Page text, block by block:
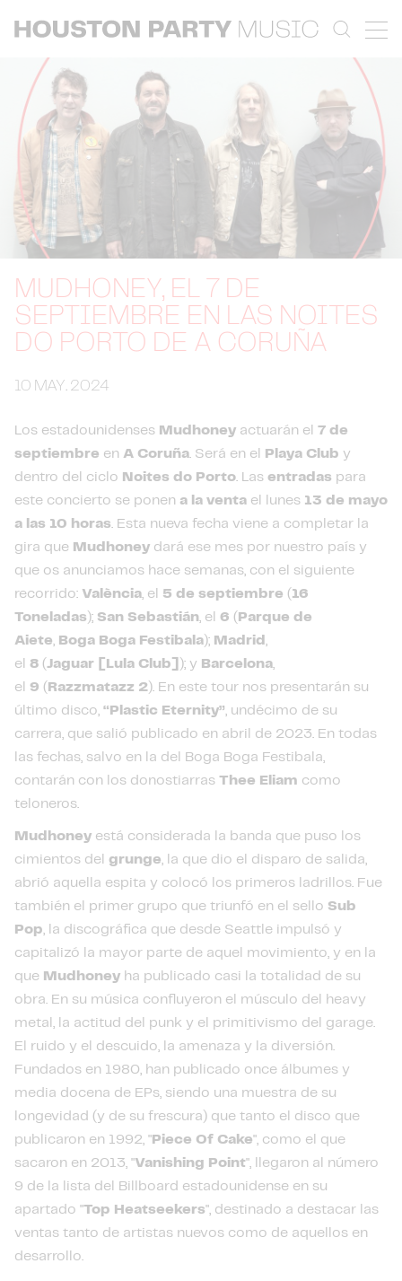
MUDHONEY, EL 7 DE
SEPTIEMBRE EN LAS NOITES
DO PORTO DE A CORUÑA
10 MAY. 2024
Los estadounidenses Mudhoney actuarán el 7 de
septiembre en A Coruña. Será en el Playa Club y
dentro del ciclo Noites do Porto. Las entradas para
este concierto se ponen a la venta el lunes 13 de mayo
a las 10 horas. Esta nueva fecha viene a completar la
gira que Mudhoney dará ese mes por nuestro país y
que os anunciamos hace semanas, con el siguiente
recorrido: València, el 5 de septiembre ( 16
Toneladas ); San Sebastián, el 6 ( Parque de
Aiete, Boga Boga Festibala); Madrid ,
el 8 (Jaguar [Lula Club] ); y Barcelona,
el 9 ( Razzmatazz 2). En este tour nos presentarán su
último disco, “Plastic Eternity”, undécimo de su
carrera, que salió publicado en abril de 2023. En todas
las fechas, salvo en la del Boga Boga Festibala,
contarán con los donostiarras Thee Eliam como
teloneros.
Mudhoney está considerada la banda que puso los
cimientos del grunge, la que dio el disparo de salida,
abrió aquella espita y colocó los primeros ladrillos. Fue
también el primer grupo que triunfó en el sello Sub
Pop, la discográfica que desde Seattle impulsó y
capitalizó la mayor parte de aquel movimiento, y en la
que Mudhoney ha publicado casi la totalidad de su
obra. En su música confluyeron el músculo del heavy
metal, la actitud del punk y el primitivismo del garage.
El ruido y el descuido, la amenaza y la diversión.
Fundados en 1980, han publicado once álbumes y
media docena de EPs, siendo una muestra de su
longevidad (y de su frescura) que tanto el disco que
publicaron en 1992, " Piece Of Cake", como el que
sacaron en 2013, "Vanishing Point", llegaron al número
9 de la lista del Billboard estadounidense en su
apartado "Top Heatseekers", destinado a destacar las
ventas tanto de artistas nuevos como de aquellos en
desarrollo.